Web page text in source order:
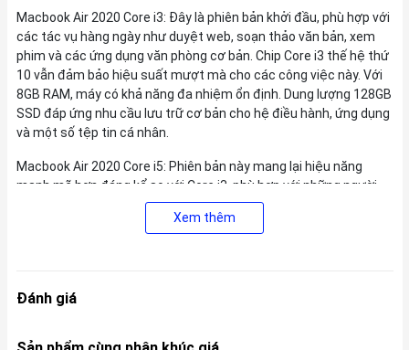
Macbook Air 2020 Core i3: Đây là phiên bản khởi đầu, phù hợp với
các tác vụ hàng ngày như duyệt web, soạn thảo văn bản, xem
phim và các ứng dụng văn phòng cơ bản. Chip Core i3 thế hệ thứ
10 vẫn đảm bảo hiệu suất mượt mà cho các công việc này. Với
8GB RAM, máy có khả năng đa nhiệm ổn định. Dung lượng 128GB
SSD đáp ứng nhu cầu lưu trữ cơ bản cho hệ điều hành, ứng dụng
và một số tệp tin cá nhân.
Macbook Air 2020 Core i5: Phiên bản này mang lại hiệu năng
mạnh mẽ hơn đáng kể so với Core i3, phù hợp với những người
dùng thường xuyên làm việc với các ứng dụng đòi hỏi tài nguyên
cao hơn một chút như chỉnh sửa ảnh nhẹ, xử lý video đơn giản
dùng.
Xem thêm
Đánh giá